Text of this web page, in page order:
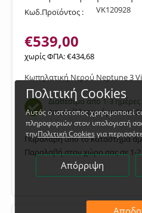
Κωδ.Προϊόντος : VK120928
€539,00
χωρίς ΦΠΑ:€434,68
Κωπηλατική Νερού Neptune 3
Διαθέσιμο από 1-3 ημέρες
Αποστέλλεταιάμεσα σε
Παραλαβή από το κατάστημα
Παραλαβή στον χώρο σας σε 1-2
Πολιτική Cookies
Αυτός ο ιστότοπος χρησιμοποιεί
πληροφοριών στον υπολογιστή
τηνΠολιτική Cookies για
Απόρριψη